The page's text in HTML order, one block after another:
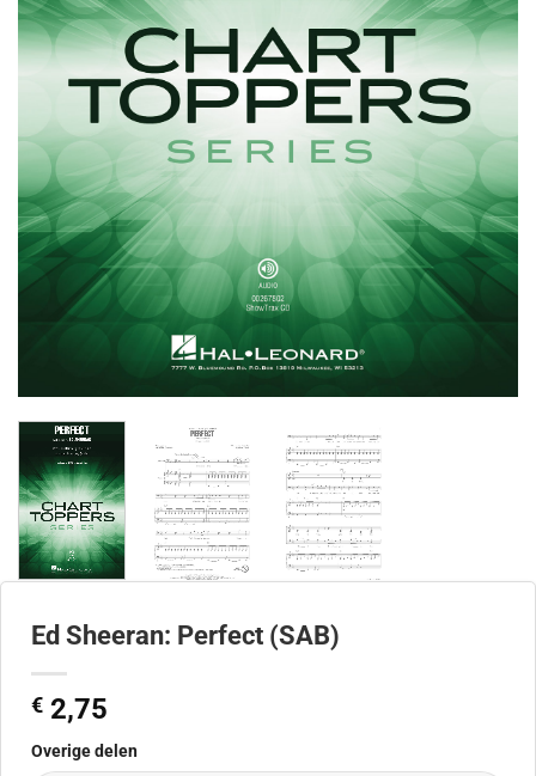
Ed Sheeran: Perfect (SAB)
€ 2,75
Overige delen